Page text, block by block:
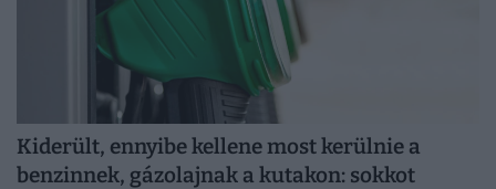
Kiderült, ennyibe kellene most kerülnie a
benzinnek, gázolajnak a kutakon: sokkot